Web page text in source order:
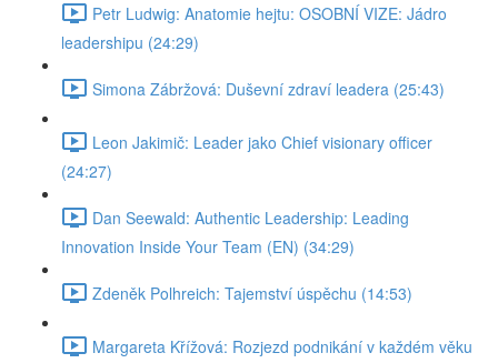
Petr Ludwig: Anatomie hejtu: OSOBNÍ VIZE: Jádro
leadershipu (24:29)
Simona Zábržová: Duševní zdraví leadera (25:43)
Leon Jakimič: Leader jako Chief visionary officer
(24:27)
Dan Seewald: Authentic Leadership: Leading
Innovation Inside Your Team (EN) (34:29)
Zdeněk Polhreich: Tajemství úspěchu (14:53)
Margareta Křížová: Rozjezd podnikání v každém věku